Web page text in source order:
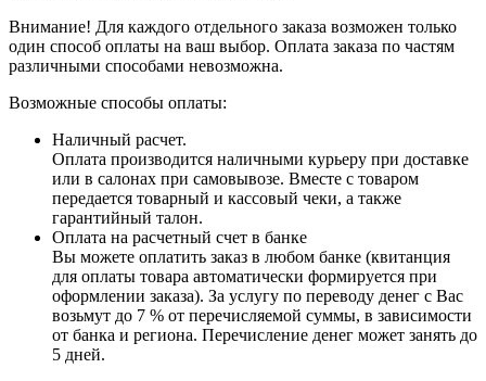
Внимание! Для каждого отдельного заказа возможен только
один способ оплаты на ваш выбор. Оплата заказа по частям
различными способами невозможна.
Возможные способы оплаты:
Наличный расчет.
Оплата производится наличными курьеру при доставке
или в салонах при самовывозе. Вместе с товаром
передается товарный и кассовый чеки, а также
гарантийный талон.
Оплата на расчетный счет в банке
Вы можете оплатить заказ в любом банке (квитанция
для оплаты товара автоматически формируется при
оформлении заказа). За услугу по переводу денег с Вас
возьмут до 7 % от перечисляемой суммы, в зависимости
от банка и региона. Перечисление денег может занять до
5 дней.